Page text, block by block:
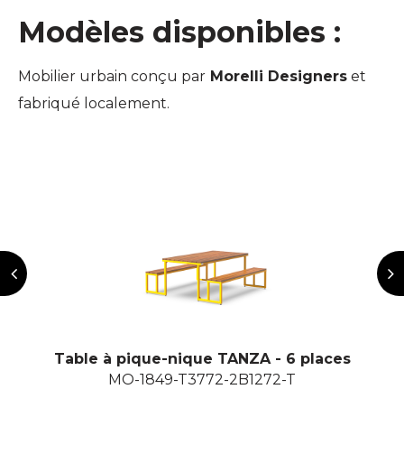
Modèles disponibles :
Mobilier urbain conçu par Morelli Designers et
fabriqué localement.
Table à pique-nique TANZA - 6 places
MO-1849-T3772-2B1272-T